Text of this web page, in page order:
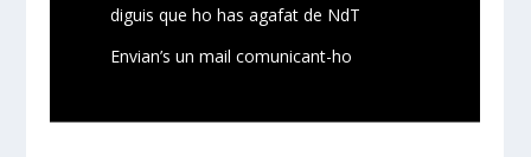
diguis que ho has agafat de NdT
Envian’s un mail comunicant-ho